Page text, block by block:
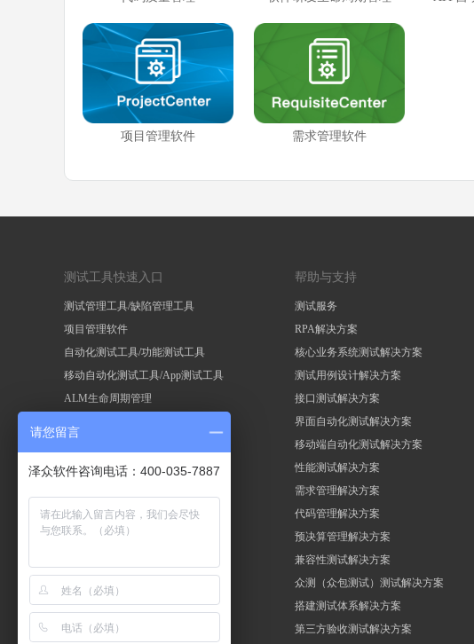
项目管理软件 需求管理软件
测试工具快速入口
测试管理工具/缺陷管理工具
项目管理软件
自动化测试工具/功能测试工具
移动自动化测试工具/App测试工具
ALM生命周期管理
RPA机器人流程自动化
帮助与支持
测试服务
RPA解决方案
核心业务系统测试解决方案
测试用例设计解决方案
接口测试解决方案
界面自动化测试解决方案
移动端自动化测试解决方案
性能测试解决方案
需求管理解决方案
代码管理解决方案
预决算管理解决方案
兼容性测试解决方案
众测（众包测试）测试解决方案
搭建测试体系解决方案
第三方验收测试解决方案
请您留言
泽众软件咨询电话：400-035-7887